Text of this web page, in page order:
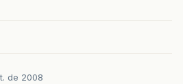
de 2008